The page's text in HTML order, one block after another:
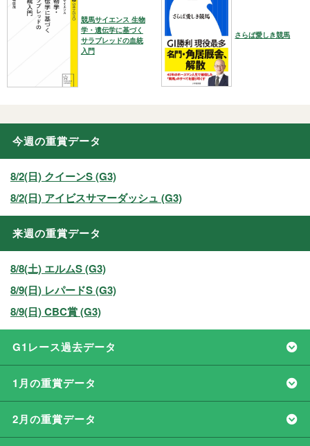
競馬サイエンス 生物
学・遺伝学に基づく
サラブレッドの血統
入門
さらば愛しき競馬
今週の重賞データ
8/2(日) クイーンS (G3)
8/2(日) アイビスサマーダッシュ (G3)
来週の重賞データ
8/8(土) エルムS (G3)
8/9(日) レパードS (G3)
8/9(日) CBC賞 (G3)
G1レース過去データ
1月の重賞データ
2月の重賞データ